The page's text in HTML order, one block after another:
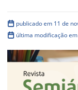
publicado em 11 de
última modificação